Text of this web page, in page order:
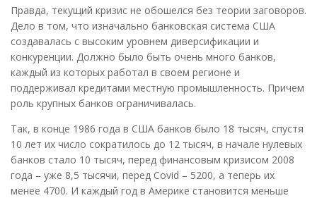
Правда, текущий кризис не обошелся без теории заговоров.
Дело в том, что изначально банковская система США
создавалась с высоким уровнем диверсификации и
конкуренции. Должно было быть очень много банков,
каждый из которых работал в своем регионе и
поддерживал кредитами местную промышленность. Причем
роль крупных банков ограничивалась.
Так, в конце 1986 года в США банков было 18 тысяч, спустя
10 лет их число сократилось до 12 тысяч, в начале нулевых
банков стало 10 тысяч, перед финансовым кризисом 2008
года – уже 8,5 тысячи, перед Covid – 5200, а теперь их
менее 4700. И каждый год в Америке становится меньше